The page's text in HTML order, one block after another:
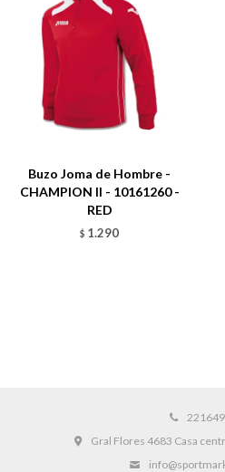
Buzo Joma de Hombre -
CHAMPION II - 10161260 -
RED
$ 1.290
Gral Flores 4683 Casa